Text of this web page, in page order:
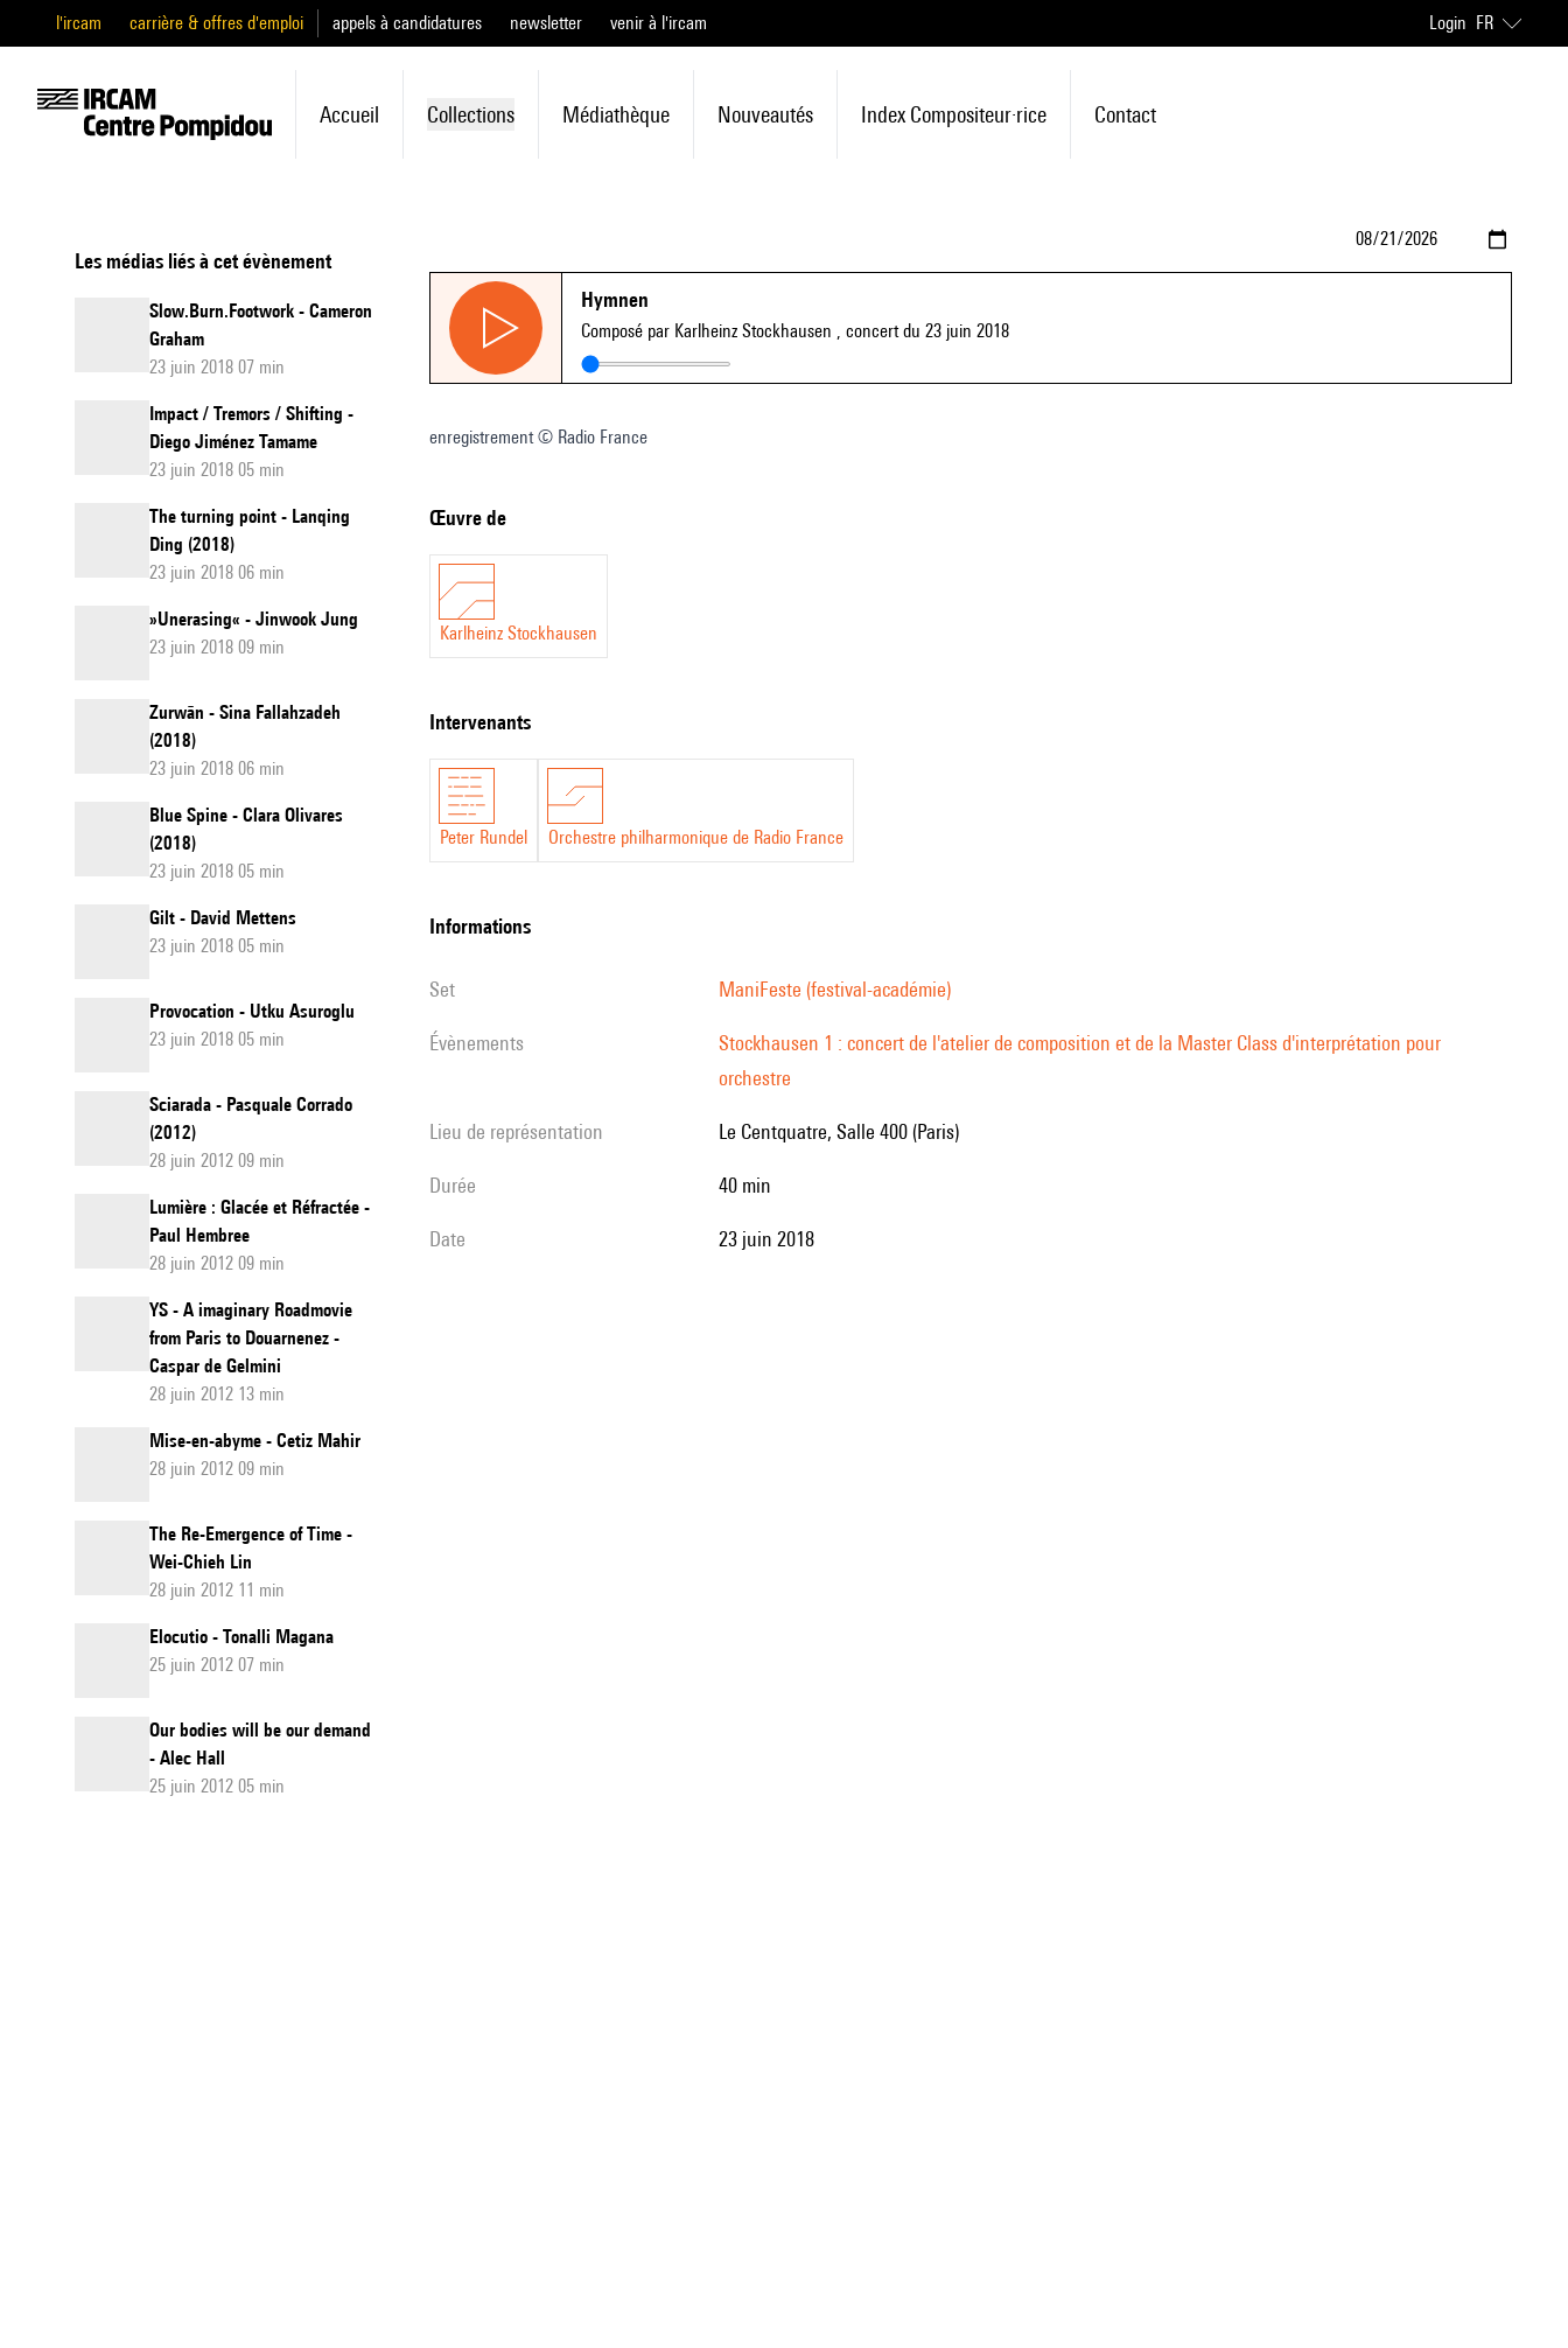
l'ircam carrière & offres d'emploi appels à candidatures newsletter venir à l'ircam Login FR
Accueil Collections Médiathèque Nouveautés Index Compositeur·rice Contact
Les médias liés à cet évènement
Slow.Burn.Footwork - Cameron
Graham
23 juin 2018 07 min
Impact / Tremors / Shifting -
Diego Jiménez Tamame
23 juin 2018 05 min
The turning point - Lanqing
Ding (2018)
23 juin 2018 06 min
»Unerasing« - Jinwook Jung
23 juin 2018 09 min
Zurwān - Sina Fallahzadeh
(2018)
23 juin 2018 06 min
Blue Spine - Clara Olivares
(2018)
23 juin 2018 05 min
Gilt - David Mettens
23 juin 2018 05 min
Provocation - Utku Asuroglu
23 juin 2018 05 min
Sciarada - Pasquale Corrado
(2012)
28 juin 2012 09 min
Lumière : Glacée et Réfractée -
Paul Hembree
28 juin 2012 09 min
YS - A imaginary Roadmovie
from Paris to Douarnenez -
Caspar de Gelmini
28 juin 2012 13 min
Mise-en-abyme - Cetiz Mahir
28 juin 2012 09 min
The Re-Emergence of Time -
Wei-Chieh Lin
28 juin 2012 11 min
Elocutio - Tonalli Magana
25 juin 2012 07 min
Our bodies will be our demand
- Alec Hall
25 juin 2012 05 min
Hymnen
Composé par Karlheinz Stockhausen , concert du 23 juin 2018
enregistrement © Radio France
Œuvre de
Karlheinz Stockhausen
intervenants
Peter Rundel Orchestre philharmonique de Radio France
informations
set ManiFeste (festival-académie)
évènements
Stockhausen 1 : concert de l'atelier de composition et de la Master Class d'interprétation pour
orchestre
Lieu de représentation Le Centquatre, Salle 400 (Paris)
durée 40 min
date 23 juin 2018